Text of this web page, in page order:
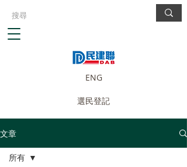
ENG
選民登記
文章
所有